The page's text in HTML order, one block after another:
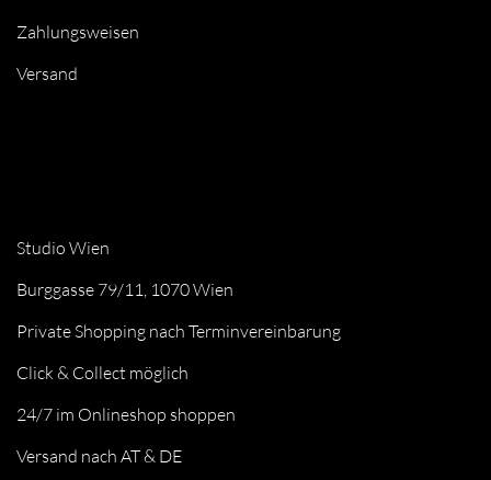
Zahlungsweisen
Versand
Studio Wien
Burggasse 79/11, 1070 Wien
Private Shopping nach Terminvereinbarung
Click & Collect möglich
24/7 im Onlineshop shoppen
Versand nach AT & DE